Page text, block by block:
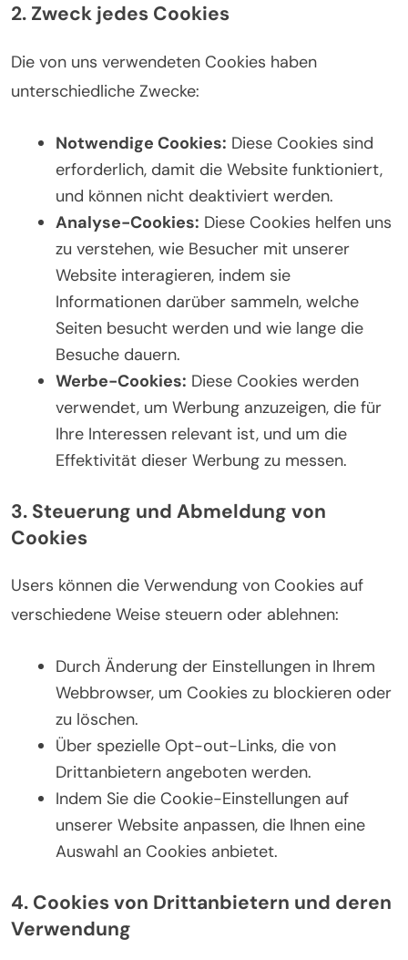
2. Zweck jedes Cookies
Die von uns verwendeten Cookies haben
unterschiedliche Zwecke:
Notwendige Cookies: Diese Cookies sind
erforderlich, damit die Website funktioniert,
und können nicht deaktiviert werden.
Analyse-Cookies: Diese Cookies helfen uns
zu verstehen, wie Besucher mit unserer
Website interagieren, indem sie
Informationen darüber sammeln, welche
Seiten besucht werden und wie lange die
Besuche dauern.
Werbe-Cookies: Diese Cookies werden
verwendet, um Werbung anzuzeigen, die für
Ihre Interessen relevant ist, und um die
Effektivität dieser Werbung zu messen.
3. Steuerung und Abmeldung von
Cookies
Users können die Verwendung von Cookies auf
verschiedene Weise steuern oder ablehnen:
Durch Änderung der Einstellungen in Ihrem
Webbrowser, um Cookies zu blockieren oder
zu löschen.
Über spezielle Opt-out-Links, die von
Drittanbietern angeboten werden.
Indem Sie die Cookie-Einstellungen auf
unserer Website anpassen, die Ihnen eine
Auswahl an Cookies anbietet.
4. Cookies von Drittanbietern und deren
Verwendung